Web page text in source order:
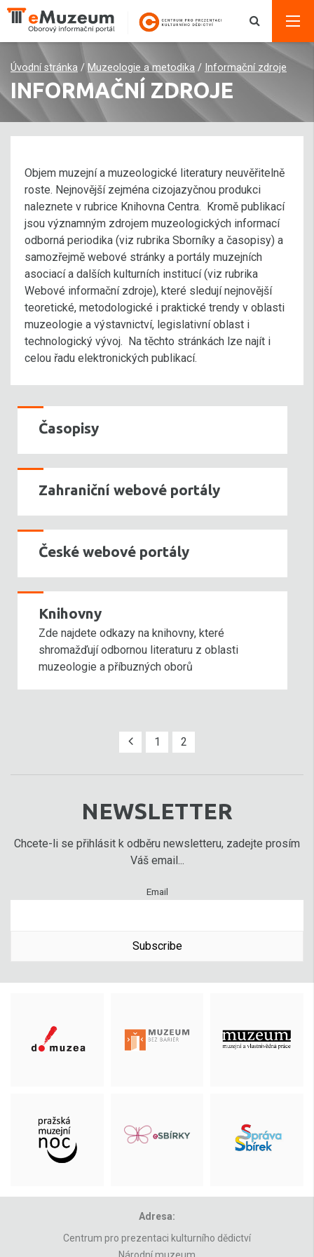
Úvodní stránka / Muzeologie a metodika / Informační zdroje
INFORMAČNÍ ZDROJE
Objem muzejní a muzeologické literatury neuvěřitelně
roste. Nejnovější zejména cizojazyčnou produkci
naleznete v rubrice Knihovna Centra. Kromě publikací
jsou významným zdrojem muzeologických informací
odborná periodika (viz rubrika Sborníky a časopisy) a
samozřejmě webové stránky a portály muzejních
asociací a dalších kulturních institucí (viz rubrika
Webové informační zdroje), které sledují nejnovější
teoretické, metodologické i praktické trendy v oblasti
muzeologie a výstavnictví, legislativní oblast i
technologický vývoj. Na těchto stránkách lze najít i
celou řadu elektronických publikací.
Časopisy
Zahraniční webové portály
České webové portály
Knihovny
Zde najdete odkazy na knihovny, které
shromažďují odbornou literaturu z oblasti
muzeologie a příbuzných oborů
1 2
NEWSLETTER
Chcete-li se přihlásit k odběru newsletteru, zadejte prosím
Váš email...
Email
Subscribe
Adresa:
Centrum pro prezentaci kulturního dědictví
Národní muzeum